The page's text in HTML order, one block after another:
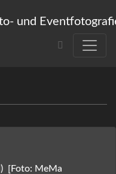
und
[Foto: MeMa